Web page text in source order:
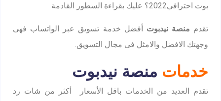
بوت احترافي2022؟ عليك بقراءة السطور القادمة
تقدم منصة نيدبوت أفضل خدمة تسويق عبر الواتساب فهى
وجهتك الافضل والامثل فى مجال التسويق.
خدمات منصة نيدبوت
تقدم العديد من الخدمات باقل الأسعار أكثر من شات رد